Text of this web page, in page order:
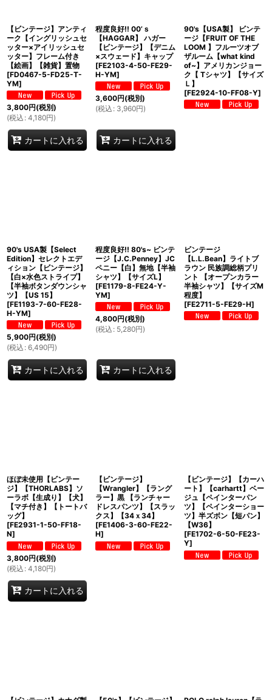
【ビンテージ】アンティ
ーク【イングリッシュセ
ッター×アイリッシュセ
ッター】フレーム付き
【絵画】【雑貨】置物
[FD0467-5-FD25-T-
YM]
3,800円(税別)
(税込 : 4,180円)
カートに入れる
程度良好!! 00’ｓ
【HAGGAR】 ハガー
【ビンテージ】【デニム
×スウェード】キャップ
[FE2103-4-50-FE29-
H-YM]
3,600円(税別)
(税込 : 3,960円)
カートに入れる
90's【USA製】 ビンテ
ージ【FRUIT OF THE
LOOM 】フルーツオブ
ザルーム【what kind
of~】アメリカンジョー
ク【 Tシャツ】【サイズ
Ｌ】
[FE2924-10-FF08-Y]
90's USA製【Select
Edition】セレクトエデ
ィション【ビンテージ】
【白×水色ストライプ】
【半袖ボタンダウンシャ
ツ】【US 15】
[FE1193-7-60-FE28-
H-YM]
5,900円(税別)
(税込 : 6,490円)
カートに入れる
程度良好!! 80's~ ビンテ
ージ【J.C.Penney】JC
ペニー【白】無地【半袖
シャツ】【サイズL】
[FE1179-8-FE24-Y-
YM]
4,800円(税別)
(税込 : 5,280円)
カートに入れる
ビンテージ
【L.L.Bean】ライトブ
ラウン 民族調総柄プリ
ント 【オープンカラー
半袖シャツ】【サイズM
程度】
[FE2711-5-FE29-H]
ほぼ未使用【ビンテー
ジ】【THORLABS】ソ
ーラボ【生成り】【犬】
【マチ付き】【トートバ
ッグ】
[FE2931-1-50-FF18-
N]
3,800円(税別)
(税込 : 4,180円)
カートに入れる
【ビンテージ】
【Wrangler】【ラング
ラー】黒 【ランチャー
ドレスパンツ】【スラッ
クス】【34ｘ34】
[FE1406-3-60-FE22-
H]
【ビンテージ】【カーハ
ート】【carhartt】ベー
ジュ【ペインターパン
ツ】【ペインターショー
ツ】半ズボン【短パン】
【W36】
[FE1702-6-50-FE23-
Y]